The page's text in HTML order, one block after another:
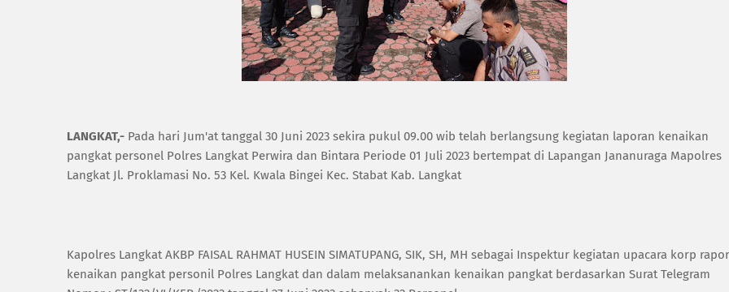
LANGKAT,- Pada hari Jum'at tanggal 30 Juni 2023 sekira pukul 09.00 wib telah berlangsung kegiatan laporan kenaikan
pangkat personel Polres Langkat Perwira dan Bintara Periode 01 Juli 2023 bertempat di Lapangan Jananuraga Mapolres
Langkat Jl. Proklamasi No. 53 Kel. Kwala Bingei Kec. Stabat Kab. Langkat
Kapolres Langkat AKBP FAISAL RAHMAT HUSEIN SIMATUPANG, SIK, SH, MH sebagai Inspektur kegiatan upacara korp
kenaikan pangkat personil Polres Langkat dan dalam melaksanankan kenaikan pangkat berdasarkan Surat Telegram